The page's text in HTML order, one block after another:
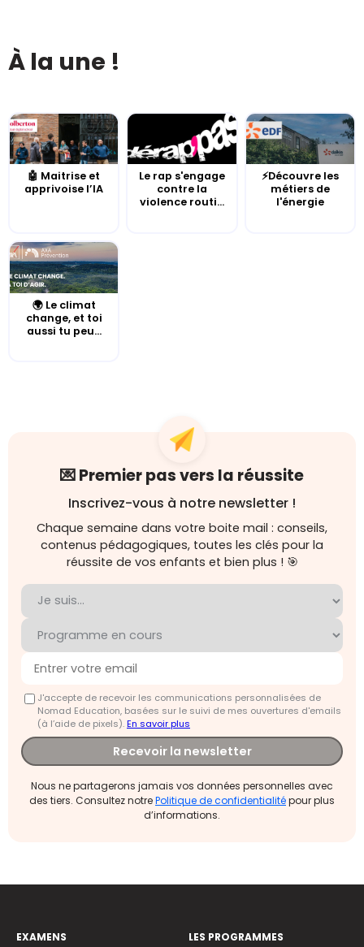
À la une !
🤖 Maitrise et
apprivoise l’IA
Le rap s'engage
contre la
violence routi...
⚡Découvre les
métiers de
l'énergie
🌍 Le climat
change, et toi
aussi tu peu...
💌 Premier pas vers la réussite
Inscrivez-vous à notre newsletter !
Chaque semaine dans votre boite mail : conseils,
contenus pédagogiques, toutes les clés pour la
réussite de vos enfants et bien plus ! 🎯
J'accepte de recevoir les communications personnalisées de
Nomad Education, basées sur le suivi de mes ouvertures d'emails
(à l’aide de pixels).En savoir plus
Recevoir la newsletter
Nous ne partagerons jamais vos données personnelles avec
des tiers. Consultez notrePolitique de confidentialitépour plus
d’informations.
EXAMENS
LES PROGRAMMES